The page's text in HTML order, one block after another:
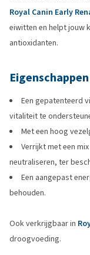
Royal Canin Early
eiwitten en helpt jouw
antioxidanten.
Eigenschappen
Een gepatenteerd
vitaliteit te
Met een hoog
Verrijkt met een
neutraliseren, ter
Een aangepast
behouden.
Ook verkrijgbaar in
droogvoeding.